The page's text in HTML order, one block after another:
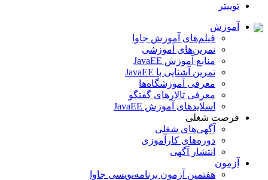
توییتر
آموزش
فیلم‌های آموزش جاوا
تمرین‌های آموزشی
منابع آموزش JavaEE
تمرین آشنایی با JavaEE
معرفی آموزشگاه‌ها
معرفی تالارهای گفتگو
اسلایدهای آموزش JavaEE
فرصت شغلی
آگهی‌های شغلی
دوره‌های کارآموزی
انتشار آگهی
آزمون
هفتمین آزمون برنامه‌نویسی جاوا